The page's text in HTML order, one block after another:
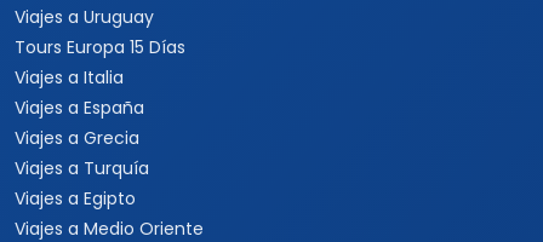
Viajes a Uruguay
Tours Europa 15 Días
Viajes a Italia
Viajes a España
Viajes a Grecia
Viajes a Turquía
Viajes a Egipto
Viajes a Medio Oriente